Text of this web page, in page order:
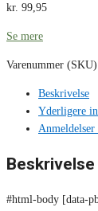
kr. 99,95
Se mere
Varenummer
Beskrivelse
Yderligere
Anmeldelser
Beskrivelse
#html-body [data-